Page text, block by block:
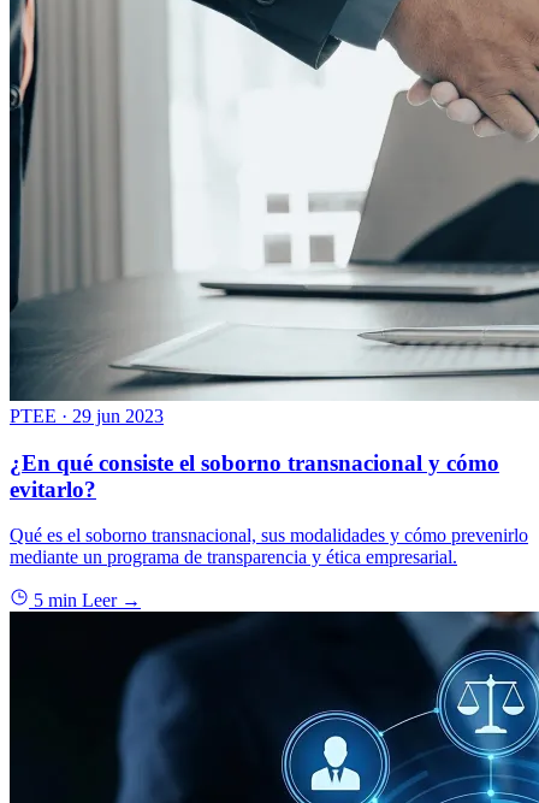
PTEE · 29 jun 2023
¿En qué consiste el soborno transnacional y cómo
evitarlo?
Qué es el soborno transnacional, sus modalidades y cómo prevenirlo
mediante un programa de transparencia y ética empresarial.
5 min Leer →